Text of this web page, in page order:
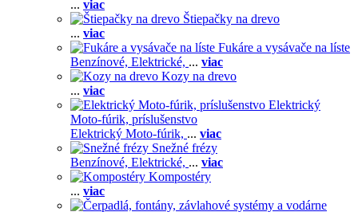
... viac
Štiepačky na drevo
... viac
Fukáre a vysávače na líste
Benzínové, Elektrické, ... viac
Kozy na drevo
... viac
Elektrický
Moto-fúrik, príslušenstvo
Elektrický Moto-fúrik, ... viac
Snežné frézy
Benzínové, Elektrické, ... viac
Kompostéry
... viac